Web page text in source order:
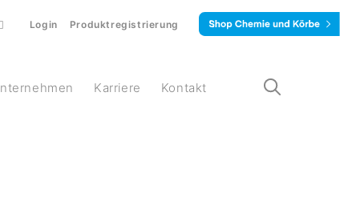
Login Produktregistrierung
Unternehmen Karriere Kontakt